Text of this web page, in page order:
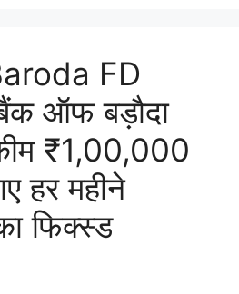
FD
ऑफ बड़ौदा
₹1,00,000
हर महीने
फिक्स्ड